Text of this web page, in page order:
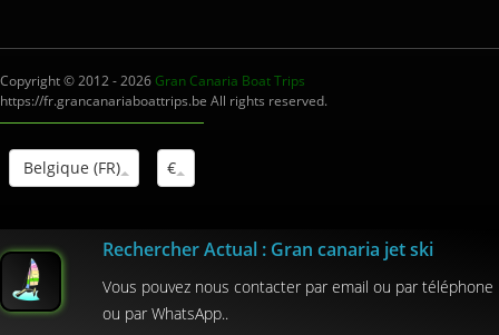
Copyright © 2012 - 2026Gran Canaria Boat Trips
https://fr.grancanariaboattrips.be All rights reserved.
Belgique (FR) €
Interm.Turistico: I-0004012.1
Rechercher Actual : Gran canaria jet ski
Vous pouvez nous contacter par email ou par téléphone
ou par WhatsApp..